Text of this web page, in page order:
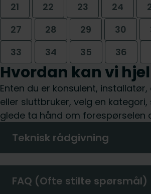
21
22 23 24
27
28 29 30
33
34 35 36
Hvordan kan vi
Enten du er konsulent,
eller sluttbruker, velg en kategori,
glede ta hånd om forespørselen
Teknisk rådgivning
FAQ (Ofte stilte spørsmål)